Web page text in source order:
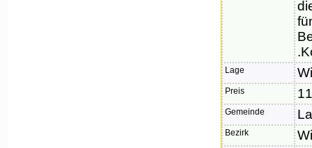
Lage
Preis
Gemeinde
Bezirk